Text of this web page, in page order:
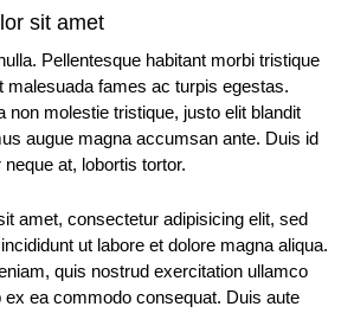
sit amet
Pellentesque habitant morbi tristique
malesuada fames ac turpis egestas.
non molestie tristique, justo elit blandit
augue magna accumsan ante. Duis id
at, lobortis tortor.
amet, consectetur adipisicing elit, sed
ut labore et dolore magna aliqua.
quis nostrud exercitation ullamco
ex ea commodo consequat. Duis aute